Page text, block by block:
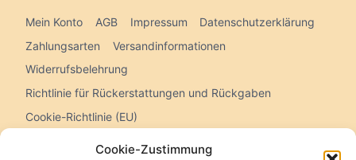
Cookie-Zustimmung
Mein Konto AGB Impressum
Datenschutzerklärung
Zahlungsarten
Versandinformationen
Widerrufsbelehrung
Richtlinie für Rückerstattungen und Rückgaben
Cookie-Richtlinie (EU)